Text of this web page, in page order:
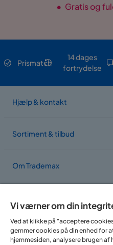
• Gratis og
Prismatch
14 dages
fortrydelse
Hjælp & kontakt
Sortiment & tilbud
Om Trademax
Vi findes i
Vi værner om din
Ved at klikke på "acceptere
gemmer cookies på din enhed for
hjemmesiden, analysere brugen